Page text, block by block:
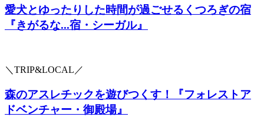
愛犬とゆったりした時間が過ごせるくつろぎの宿
『きがるな...宿・シーガル』
＼TRIP&LOCAL／
森のアスレチックを遊びつくす！『フォレストア
ドベンチャー・御殿場』